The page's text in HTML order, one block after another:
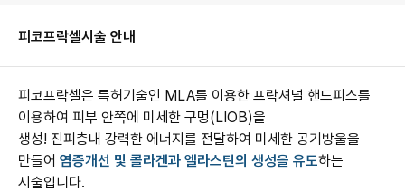
피코프락셀시술 안내
피코프락셀은 특허기술인 MLA를 이용한 프락셔널 핸드피스를
이용하여 피부 안쪽에 미세한 구멍(LIOB)을
생성! 진피층내 강력한 에너지를 전달하여 미세한 공기방울을
만들어 염증개선 및 콜라겐과 엘라스틴의 생성을 유도하는
시술입니다.